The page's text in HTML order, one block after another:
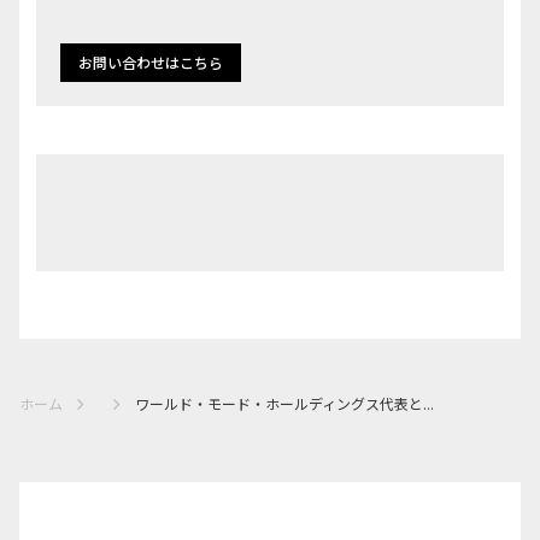
お問い合わせはこちら
ホーム ワールド・モード・ホールディングス代表と...